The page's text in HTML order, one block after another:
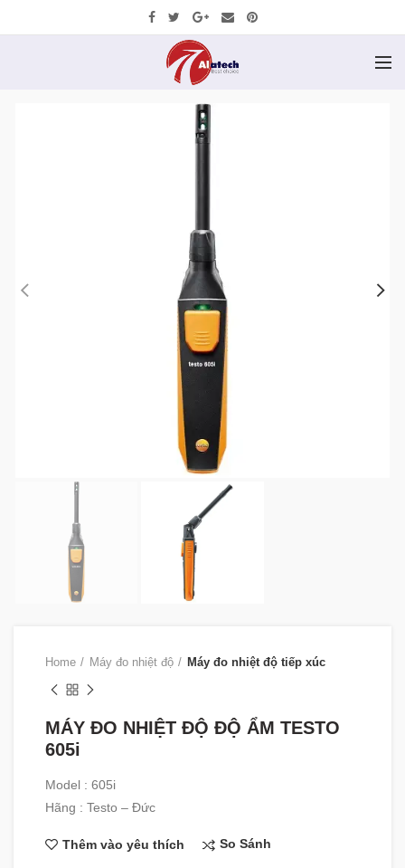
Home Máy đo nhiệt độ Máy đo nhiệt độ tiếp xúc
MÁY ĐO NHIỆT ĐỘ ĐỘ ẨM TESTO
605i
Model : 605i
Hãng : Testo – Đức
Thêm vào yêu thích So Sánh